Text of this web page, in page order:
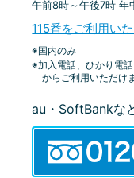
午前8時～午後7時 年
115番をご利用い
※国内のみ
※加入電話、ひかり電
からご利用いただけ
au・SoftBankな